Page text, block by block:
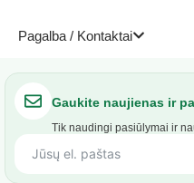
Pagalba / Kontaktai
Gaukite naujienas ir
Tik naudingi pasiūlymai ir